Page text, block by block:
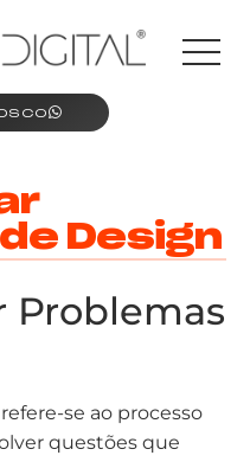
Design
Problemas
se ao processo
questões que